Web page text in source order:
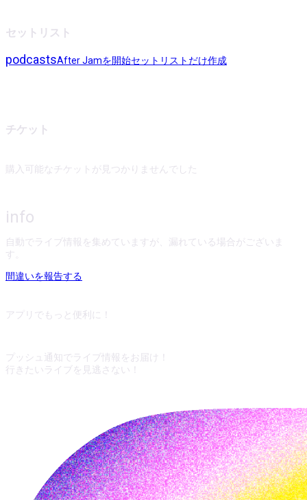
セットリスト
podcastsAfter Jamを開始セットリストだけ作成
チケット
購入可能なチケットが見つかりませんでした
info
自動でライブ情報を集めていますが、漏れている場合がございま
す。
間違いを報告する
アプリでもっと便利に！
プッシュ通知でライブ情報をお届け！
行きたいライブを見逃さない！